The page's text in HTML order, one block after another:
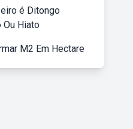
é Ditongo
Ou Hiato
M2 Em Hectare